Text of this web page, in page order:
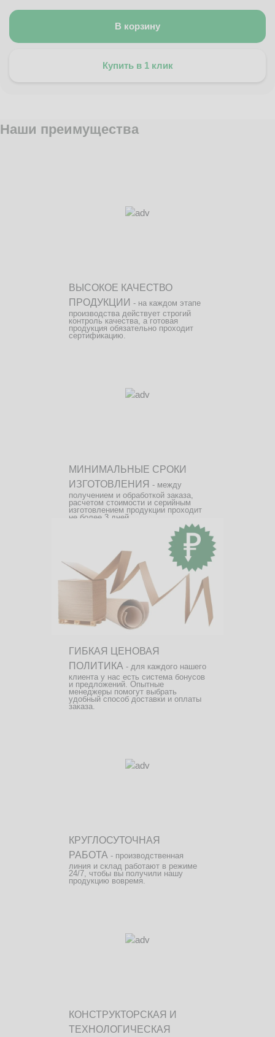
В корзину
Купить в 1 клик
Наши преимущества
ВЫСОКОЕ КАЧЕСТВО
ПРОДУКЦИИ - на каждом этапе
производства действует строгий
контроль качества, а готовая
продукция обязательно проходит
сертификацию.
МИНИМАЛЬНЫЕ СРОКИ
ИЗГОТОВЛЕНИЯ - между
получением и обработкой заказа,
расчетом стоимости и серийным
изготовлением продукции проходит
не более 3 дней.
ГИБКАЯ ЦЕНОВАЯ
ПОЛИТИКА - для каждого нашего
клиента у нас есть система бонусов
и предложений. Опытные
менеджеры помогут выбрать
удобный способ доставки и оплаты
заказа.
КРУГЛОСУТОЧНАЯ
РАБОТА - производственная
линия и склад работают в режиме
24/7, чтобы вы получили нашу
продукцию вовремя.
КОНСТРУКТОРСКАЯ И
ТЕХНОЛОГИЧЕСКАЯ